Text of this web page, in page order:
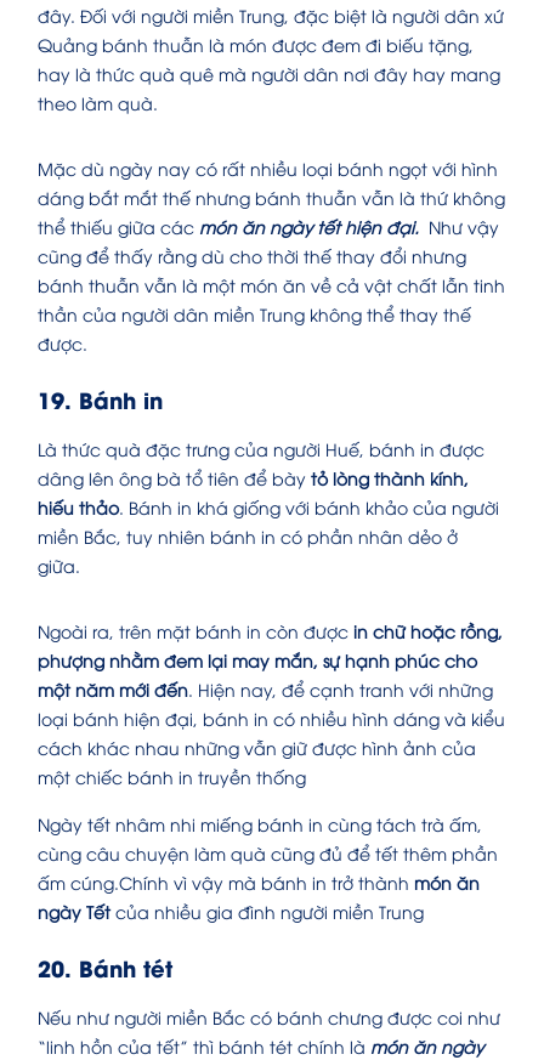
đây. Đối với người miền Trung, đặc biệt là người dân xứ
Quảng bánh thuẫn là món được đem đi biếu tặng,
hay là thức quà quê mà người dân nơi đây hay mang
theo làm quà.
Mặc dù ngày nay có rất nhiều loại bánh ngọt với hình
dáng bắt mắt thế nhưng bánh thuẫn vẫn là thứ không
thể thiếu giữa các món ăn ngày tết hiện đại. Như vậy
cũng để thấy rằng dù cho thời thế thay đổi nhưng
bánh thuẫn vẫn là một món ăn về cả vật chất lẫn tinh
thần của người dân miền Trung không thể thay thế
được.
19. Bánh in
Là thức quà đặc trưng của người Huế, bánh in được
dâng lên ông bà tổ tiên để bày tỏ lòng thành kính,
hiếu thảo. Bánh in khá giống với bánh khảo của người
miền Bắc, tuy nhiên bánh in có phần nhân dẻo ở
giữa.
Ngoài ra, trên mặt bánh in còn được in chữ hoặc rồng,
phượng nhằm đem lại may mắn, sự hạnh phúc cho
một năm mới đến. Hiện nay, để cạnh tranh với những
loại bánh hiện đại, bánh in có nhiều hình dáng và kiểu
cách khác nhau những vẫn giữ được hình ảnh của
một chiếc bánh in truyền thống
Ngày tết nhâm nhi miếng bánh in cùng tách trà ấm,
cùng câu chuyện làm quà cũng đủ để tết thêm phần
ấm cúng.Chính vì vậy mà bánh in trở thành món ăn
ngày Tếtcủa nhiều gia đình người miền Trung
20. Bánh tét
Nếu như người miền Bắc có bánh chưng được coi như
“linh hồn của tết” thì bánh tét chính là món ăn ngày